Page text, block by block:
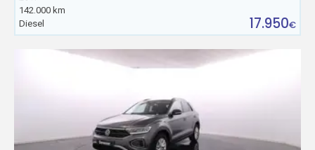
142.000 km
Diesel
17.950€